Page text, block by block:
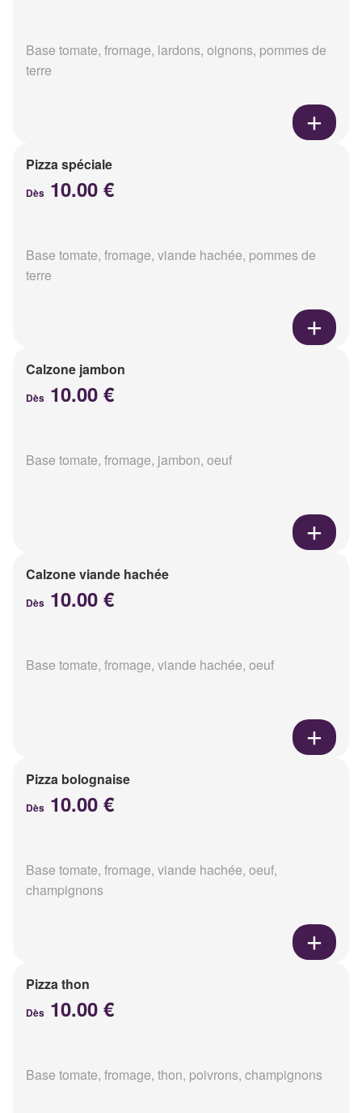
Base tomate, fromage, lardons, oignons, pommes de
terre
Pizza spéciale
Dès 10.00 €
Base tomate, fromage, viande hachée, pommes de
terre
Calzone jambon
Dès 10.00 €
Base tomate, fromage, jambon, oeuf
Calzone viande hachée
Dès 10.00 €
Base tomate, fromage, viande hachée, oeuf
Pizza bolognaise
Dès 10.00 €
Base tomate, fromage, viande hachée, oeuf,
champignons
Pizza thon
Dès 10.00 €
Base tomate, fromage, thon, poivrons, champignons